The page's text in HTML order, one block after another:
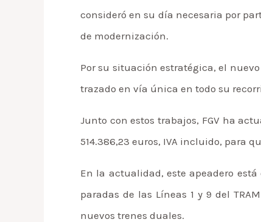
consideró en su día necesaria por
de modernización.
Por su situación estratégica, el
trazado en vía única en todo su
Junto con estos trabajos, FGV ha
514.386,23 euros, IVA incluido, para
En la actualidad, este apeadero
paradas de las Líneas 1 y 9 del
nuevos trenes duales.